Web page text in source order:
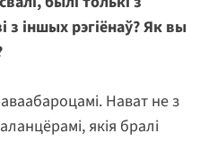
з іншых рэгіёнаў? Як вы
Нават не з
якія бралі